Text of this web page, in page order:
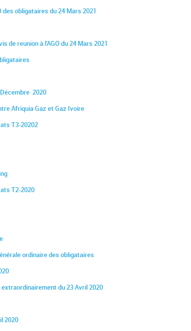
obligataires du 24 Mars 2021
de reunion à l'AGO du 24 Mars 2021
2020
Afriquia Gaz et Gaz Ivoire
T3-20202
T2-2020
ordinaire des obligataires
du 23 Avril 2020
2020